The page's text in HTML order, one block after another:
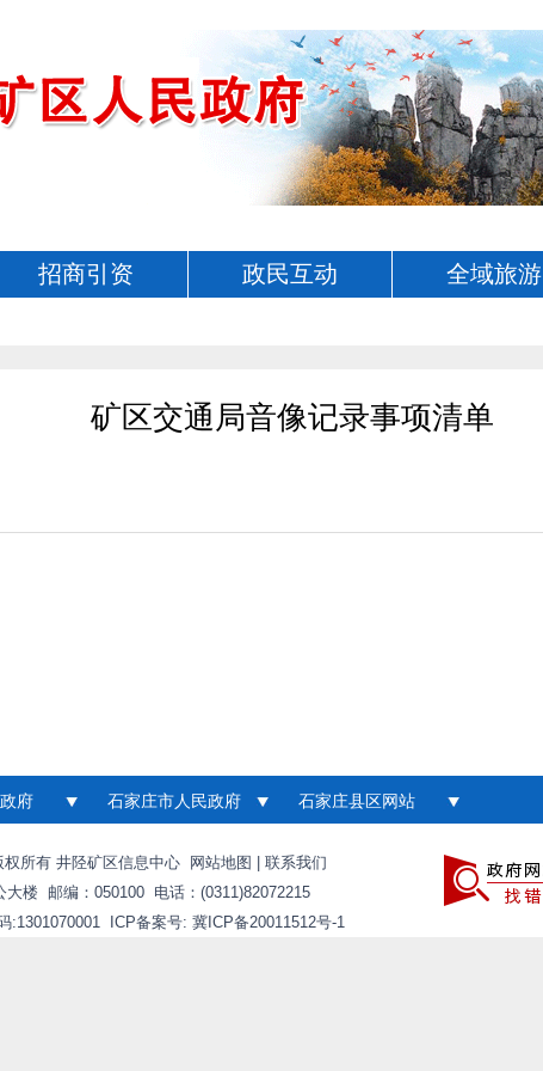
招商引资 政民互动 全域旅游
矿区交通局音像记录事项清单